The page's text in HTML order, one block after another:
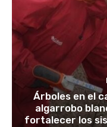
Árboles en el
algarrobo
fortalecer los